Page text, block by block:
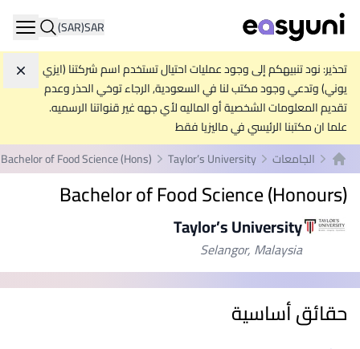
SAR
(SAR)
تحذير: نود تنبيهكم إلى وجود عمليات احتيال تستخدم اسم شركتنا (ايزي
يوني) وتدعي وجود مكتب لنا في السعودية, الرجاء توخي الحذر وعدم
تقديم المعلومات الشخصية أو الماليه لأي جهه غير قنواتنا الرسميه.
علما ان مكتبنا الرئيسي في ماليزيا فقط
الصفحة الرئيسية
الجامعات Taylor’s University
Bachelor of Food Science (Hons)
Bachelor of Food Science (Honours)
Taylor’s University
Selangor, Malaysia
حقائق أساسية